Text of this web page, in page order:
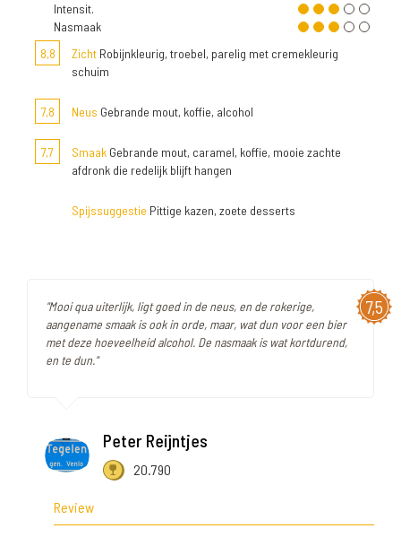
Intensit.
Nasmaak
8,8
Zicht Robijnkleurig, troebel, parelig met cremekleurig
schuim
7,8 Neus Gebrande mout, koffie, alcohol
7,7 Smaak Gebrande mout, caramel, koffie, mooie zachte
afdronk die redelijk blijft hangen
Spijssuggestie Pittige kazen, zoete desserts
7,5
"Mooi qua uiterlijk, ligt goed in de neus, en de rokerige,
aangename smaak is ook in orde, maar, wat dun voor een bier
met deze hoeveelheid alcohol. De nasmaak is wat kortdurend,
en te dun."
Peter Reijntjes
20.790
Review